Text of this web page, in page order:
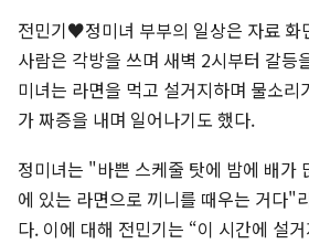
전민기♥정미녀 부부의 일상은 자료 화
사람은 각방을 쓰며 새벽 2시부터 갈등
미녀는 라면을 먹고 설거지하며 물소리
가 짜증을 내며 일어나기도 했다.
정미녀는 "바쁜 스케줄 탓에 밤에 배가
에 있는 라면으로 끼니를 때우는 거다"
다. 이에 대해 전민기는 “이 시간에 설